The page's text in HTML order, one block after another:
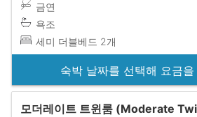
금연
욕조
세미 더블베드 2개
숙박 날짜를 선택해 요금을
모더레이트 트윈룸 (Moderate